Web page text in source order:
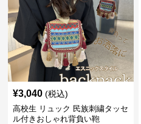
¥3,040 (税込)
高校生 リュック 民族刺繍タッセ
ル付きおしゃれ背負い鞄